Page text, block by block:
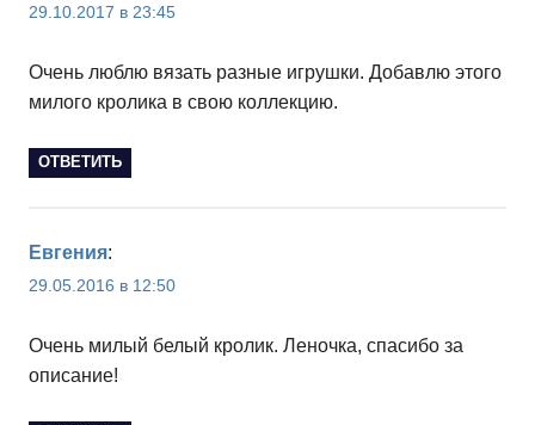
29.10.2017 в 23:45
Очень люблю вязать разные игрушки. Добавлю этого
милого кролика в свою коллекцию.
ОТВЕТИТЬ
Евгения:
29.05.2016 в 12:50
Очень милый белый кролик. Леночка, спасибо за
описание!